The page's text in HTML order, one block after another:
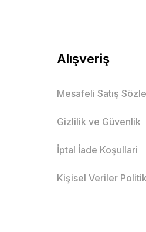
Alışveriş
Mesafeli Satış
Gizlilik ve Güvenlik
İptal İade Koşullari
Kişisel Veriler